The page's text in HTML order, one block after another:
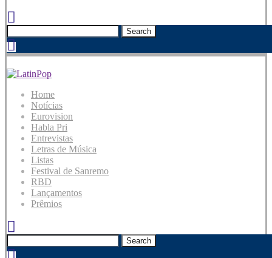
Search
Home
Notícias
Eurovision
Habla Pri
Entrevistas
Letras de Música
Listas
Festival de Sanremo
RBD
Lançamentos
Prêmios
Search